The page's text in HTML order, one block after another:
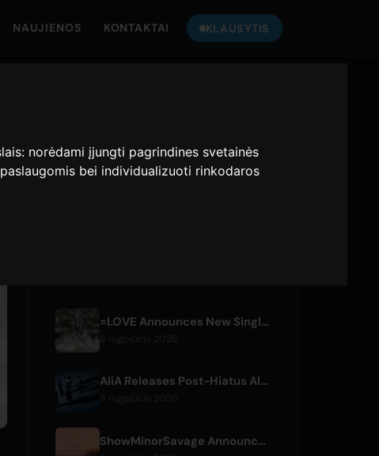
norėdami įjungti pagrindines svetainės
bei individualizuoti rinkodaros
NAUJIENOS KONTAKTAI KLAUSYTIS
Only Hits Japan
=LOVE Announces New Single 'Koi, Hajimemashita.' and Tokyo Dome Concerts
8 rugpjūčio 2026
AliA Releases Post-Hiatus Album 'mate', Announces Tokyo Live
ShowMinorSavage Announces New Digital Single 'Gradation'